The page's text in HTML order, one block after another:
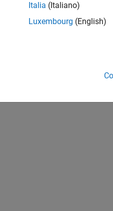
Italia (Italiano)
Luxembourg (English)